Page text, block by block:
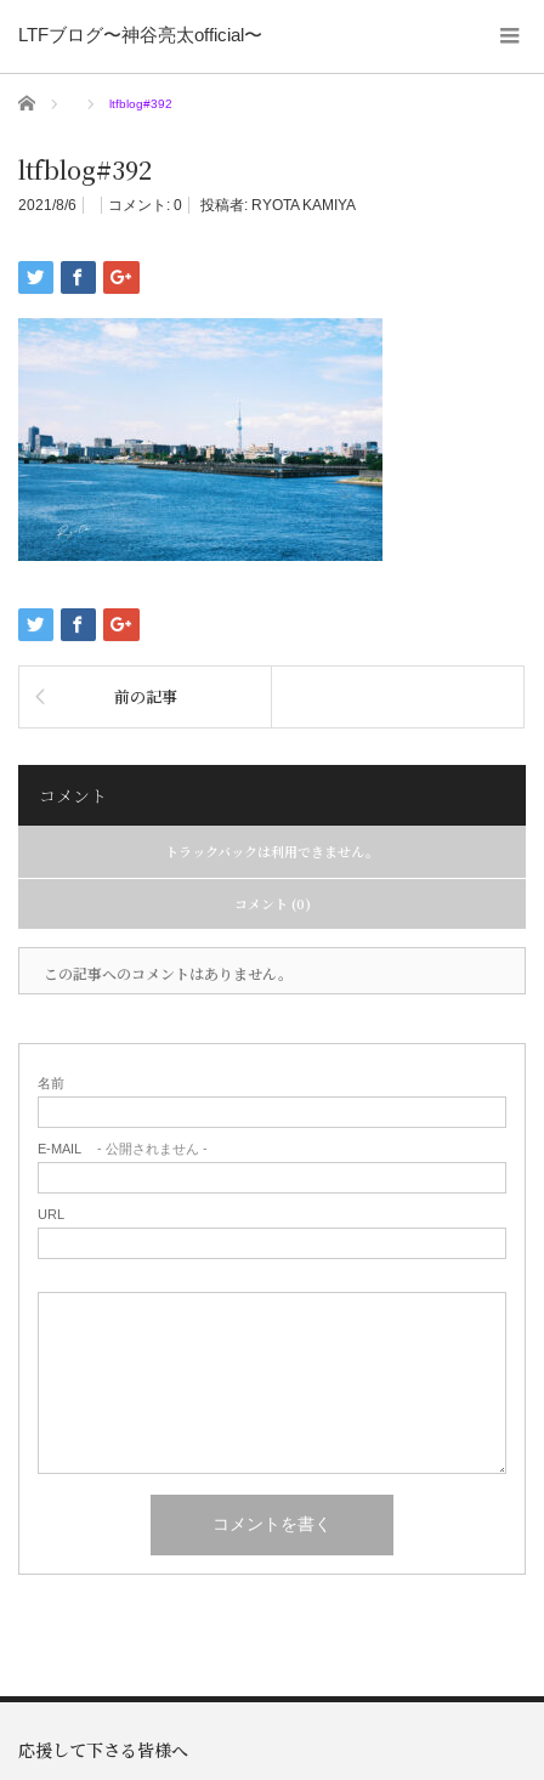
LTFブログ〜神谷亮太official〜
ホーム ltfblog#392
ltfblog#392
2021/8/6 コメント: 0 投稿者: RYOTA KAMIYA
前の記事
コメント
トラックバックは利用できません。
コメント (0)
この記事へのコメントはありません。
名前
E-MAIL - 公開されません -
URL
応援して下さる皆様へ